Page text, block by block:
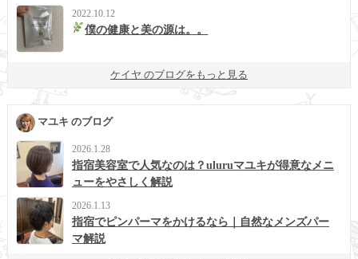
2022.10.12
僕の健康と美の源は。。
ケイヤ のブログをもっと見る
マユキ のブログ
2026.1.28
指宿美容室で人気なのは？uluruマユキが得意なメニ
ューをやさしく解説
2026.1.13
指宿でピンパーマをかけるなら｜自然なメンズパー
マ解説